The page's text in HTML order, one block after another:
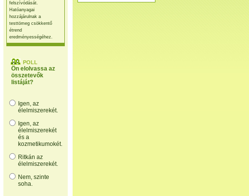
felszívódását.
Hatóanyagai
hozzájárulnak a
testtömeg csökkentő
étrend
eredményességéhez.
POLL
Ön elolvassa az
összetevők
listáját?
Igen, az
élelmiszerekét.
Igen, az
élelmiszerekét
és a
kozmetikumokét.
Ritkán az
élelmiszerekét.
Nem, szinte
soha.